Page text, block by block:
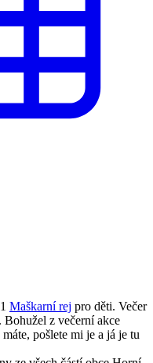
Maškarní rej pro děti. Večer
Bohužel z večerní akce
pošlete mi je a já je tu